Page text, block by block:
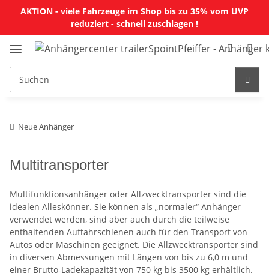
AKTION - viele Fahrzeuge im Shop bis zu 35% vom UVP
reduziert - schnell zuschlagen !
Neue Anhänger
Multitransporter
Multifunktionsanhänger oder Allzwecktransporter sind die
idealen Alleskönner. Sie können als „normaler“ Anhänger
verwendet werden, sind aber auch durch die teilweise
enthaltenden Auffahrschienen auch für den Transport von
Autos oder Maschinen geeignet. Die Allzwecktransporter sind
in diversen Abmessungen mit Längen von bis zu 6,0 m und
einer Brutto-Ladekapazität von 750 kg bis 3500 kg erhältlich.